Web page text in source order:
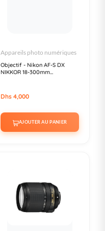
Appareils photo numériques
Objectif - Nikon AF-S DX
NIKKOR 18-300mm...
Dhs 4,000
AJOUTER AU PANIER